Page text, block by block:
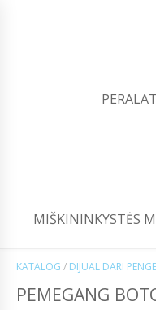
MIŠKININKYSTĖS
KATALOG / DIJUAL DARI
PEMEGANG